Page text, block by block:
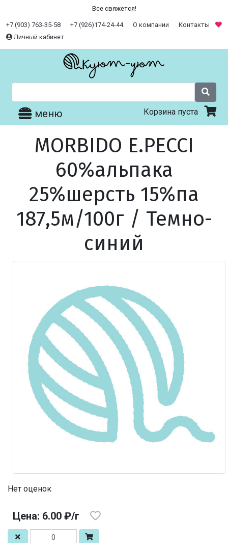
Все свяжется!
+7 (903) 763-35-58 +7 (926)174-24-44 О компании
Контакты
Личный кабинет
меню Корзина пуста
MORBIDO E.PECCI
60%альпака
25%шерсть 15%па
187,5м/100г / Темно-
синий
Нет оценок
Цена: 6.00 ₽/г